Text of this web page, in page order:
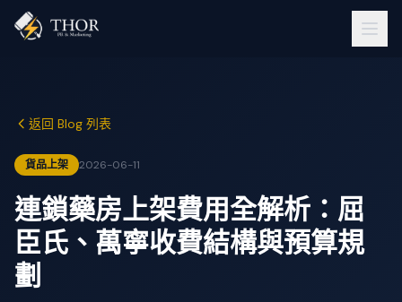
返回 Blog 列表
貨品上架 2026-06-11
連鎖藥房上架費用全解析：屈
臣氏、萬寧收費結構與預算規
劃